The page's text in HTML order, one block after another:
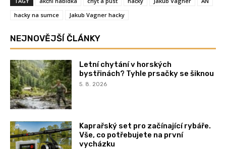
hacky na sumce
Jakub Vagner hacky
NEJNOVĚJŠÍ ČLÁNKY
Letní chytání v horských
bystřinách? Tyhle prsačky se šiknou
5. 8. 2026
Kaprařský set pro začínající rybáře.
Vše, co potřebujete na první
vycházku